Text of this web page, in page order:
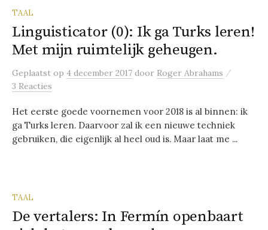
TAAL
Linguisticator (0): Ik ga Turks leren!
Met mijn ruimtelijk geheugen.
Geplaatst op 4 december 2017 door Roger Abrahams /
3 Reacties
Het eerste goede voornemen voor 2018 is al binnen: ik
ga Turks leren. Daarvoor zal ik een nieuwe techniek
gebruiken, die eigenlijk al heel oud is. Maar laat me ...
TAAL
De vertalers: In Fermín openbaart